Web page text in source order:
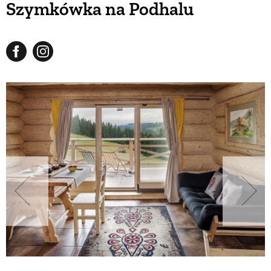
Szymkówka na Podhalu
WARZYWA I OWOCE
ROŚLINY OGRODOWE
PORADY
ZIELEŃ W DOMU